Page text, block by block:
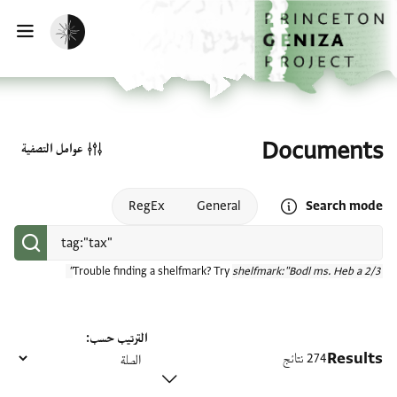
تخطي إلى المحتوى الرئيسي
الصفحة الرئيسية
تفعيل الوضع المظلم
Documents
Search mode
Open search mode help
General
RegEx
Trouble finding a shelfmark? Try shelfmark:"Bodl ms. Heb a 2/3"
عوامل التصفية
Results274 نتائج
الترتيب حسب